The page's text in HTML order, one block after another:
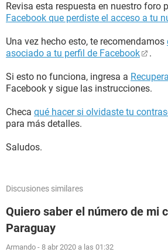
Revisa esta respuesta en nuestro foro
Facebook que perdiste el acceso a tu
Una vez hecho esto, te recomendamos
asociado a tu perfil de Facebook
.
Si esto no funciona, ingresa a
Facebook y sigue las instrucciones.
Checa qué hacer si olvidaste tu
para más detalles.
Saludos.
Discusiones similares
Quiero saber el número de mi
Paraguay
Armando - 8 abr 2020 a las 01:32